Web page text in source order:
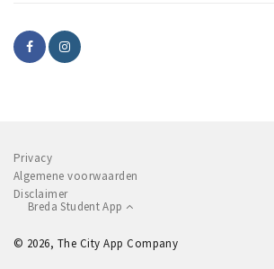
Privacy
Algemene voorwaarden
Disclaimer
Breda Student App
© 2026, The City App Company